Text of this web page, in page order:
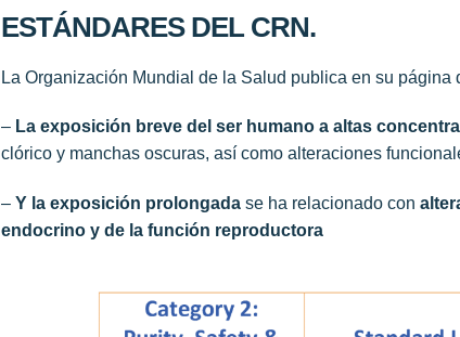
ESTÁNDARES DEL CRN.
La Organización Mundial de la Salud publica en su página
– La exposición breve del ser humano a altas
clórico y manchas oscuras, así como alteraciones
– Y la exposición prolongada se ha relacionado con
endocrino y de la función reproductora